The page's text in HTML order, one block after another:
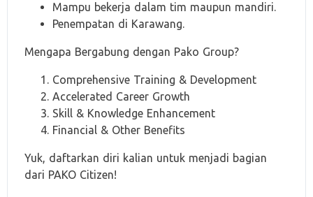
Mampu bekerja dalam tim maupun mandiri.
Penempatan di Karawang.
Mengapa Bergabung dengan Pako Group?
Comprehensive Training & Development
Accelerated Career Growth
Skill & Knowledge Enhancement
Financial & Other Benefits
Yuk, daftarkan diri kalian untuk menjadi bagian
dari PAKO Citizen!